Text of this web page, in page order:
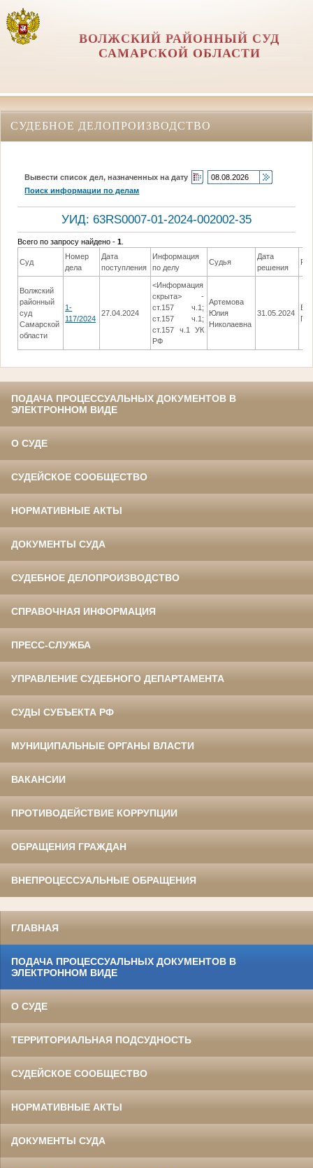
ВОЛЖСКИЙ РАЙОННЫЙ СУД
САМАРСКОЙ ОБЛАСТИ
СУДЕБНОЕ ДЕЛОПРОИЗВОДСТВО
Вывести список дел, назначенных на дату
Поиск информации по делам
УИД: 63RS0007-01-2024-002002-35
Всего по запросу найдено -1
Суд
Номер
дела
Дата
поступления
Информация
по делу
Судья
Дата
решения
Волжский
районный
суд
Самарской
области
1-
117/2024
27.04.2024
<Информация
скрыта> -
ст.157 ч.1;
ст.157 ч.1;
ст.157 ч.1 УК
РФ
Артемова
Юлия
Николаевна
31.05.2024
ПОДАЧА ПРОЦЕССУАЛЬНЫХ ДОКУМЕНТОВ В
ЭЛЕКТРОННОМ ВИДЕ
О СУДЕ
СУДЕЙСКОЕ СООБЩЕСТВО
НОРМАТИВНЫЕ АКТЫ
ДОКУМЕНТЫ СУДА
СУДЕБНОЕ ДЕЛОПРОИЗВОДСТВО
СПРАВОЧНАЯ ИНФОРМАЦИЯ
ПРЕСС-СЛУЖБА
УПРАВЛЕНИЕ СУДЕБНОГО ДЕПАРТАМЕНТА
СУДЫ СУБЪЕКТА РФ
МУНИЦИПАЛЬНЫЕ ОРГАНЫ ВЛАСТИ
ВАКАНСИИ
ПРОТИВОДЕЙСТВИЕ КОРРУПЦИИ
ОБРАЩЕНИЯ ГРАЖДАН
ВНЕПРОЦЕССУАЛЬНЫЕ ОБРАЩЕНИЯ
ГЛАВНАЯ
ПОДАЧА ПРОЦЕССУАЛЬНЫХ ДОКУМЕНТОВ В
ЭЛЕКТРОННОМ ВИДЕ
О СУДЕ
ТЕРРИТОРИАЛЬНАЯ ПОДСУДНОСТЬ
СУДЕЙСКОЕ СООБЩЕСТВО
НОРМАТИВНЫЕ АКТЫ
ДОКУМЕНТЫ СУДА